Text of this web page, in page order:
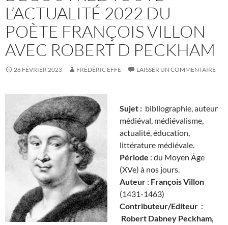
L’ACTUALITÉ 2022 DU
POÈTE FRANÇOIS VILLON
AVEC ROBERT D PECKHAM
26 FÉVRIER 2023 FRÉDÉRIC EFFE LAISSER UN COMMENTAIRE
Sujet : bibliographie, auteur
médiéval, médiévalisme,
actualité, éducation,
littérature médiévale.
Période : du Moyen Âge
(XVe) à nos jours.
Auteur : François Villon
(1431-1463)
Contributeur/Editeur :
Robert Dabney Peckham,